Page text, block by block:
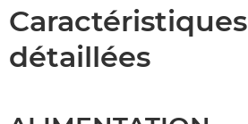
Caractéristiques
détaillées